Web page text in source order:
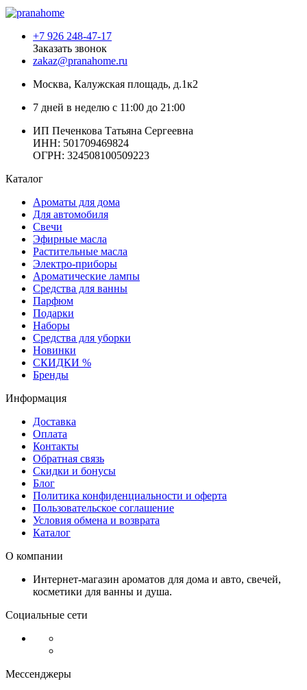
+7 926 248-47-17
Заказать звонок
zakaz@pranahome.ru
Москва, Калужская площадь, д.1к2
7 дней в неделю с 11:00 до 21:00
ИП Печенкова Татьяна Сергеевна
ИНН: 501709469824
ОГРН: 324508100509223
Каталог
Ароматы для дома
Для автомобиля
Свечи
Эфирные масла
Растительные масла
Электро-приборы
Ароматические лампы
Средства для ванны
Парфюм
Подарки
Наборы
Средства для уборки
Новинки
СКИДКИ %
Бренды
Информация
Доставка
Оплата
Контакты
Обратная связь
Скидки и бонусы
Блог
Политика конфиденциальности и оферта
Пользовательское соглашение
Условия обмена и возврата
Каталог
О компании
Интернет-магазин ароматов для дома и авто, свечей,
косметики для ванны и душа.
Социальные сети
Мессенджеры